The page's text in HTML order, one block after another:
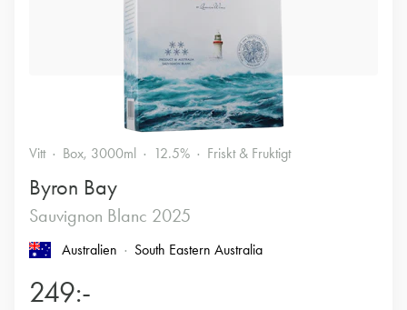
Vitt Box, 3000ml 12.5% Friskt & Fruktigt
Byron Bay
Sauvignon Blanc 2025
Australien South Eastern Australia
249:-